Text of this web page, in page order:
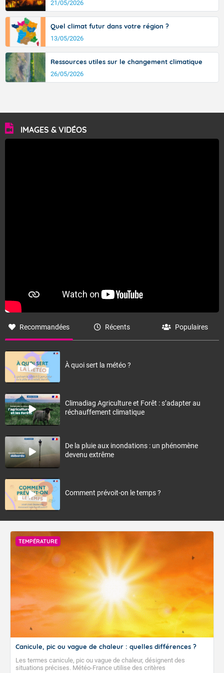
21/05/2026
Quel climat futur dans votre région ?
13/05/2026
Ressources utiles sur le changement climatique
26/05/2026
IMAGES & VIDÉOS
Recommandées Récents Populaires
À quoi sert la météo ?
Climadiag Agriculture et Forêt : s’adapter au
réchauffement climatique
De la pluie aux inondations : un phénomène
devenu extrême
Comment prévoit-on le temps ?
TEMPÉRATURE
Canicule, pic ou vague de chaleur : quelles différences ?
Les termes canicule, pic ou vague de chaleur, désignent des
situations précises. Météo-France utilise des critères